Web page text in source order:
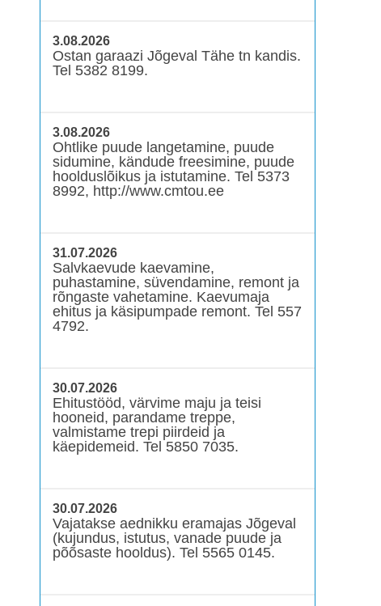
3.08.2026
Ostan garaazi Jõgeval Tähe tn kandis.
Tel 5382 8199.
3.08.2026
Ohtlike puude langetamine, puude
sidumine, kändude freesimine, puude
hoolduslõikus ja istutamine. Tel 5373
8992, http://www.cmtou.ee
31.07.2026
Salvkaevude kaevamine,
puhastamine, süvendamine, remont ja
rõngaste vahetamine. Kaevumaja
ehitus ja käsipumpade remont. Tel 557
4792.
30.07.2026
Ehitustööd, värvime maju ja teisi
hooneid, parandame treppe,
valmistame trepi piirdeid ja
käepidemeid. Tel 5850 7035.
30.07.2026
Vajatakse aednikku eramajas Jõgeval
(kujundus, istutus, vanade puude ja
põõsaste hooldus). Tel 5565 0145.